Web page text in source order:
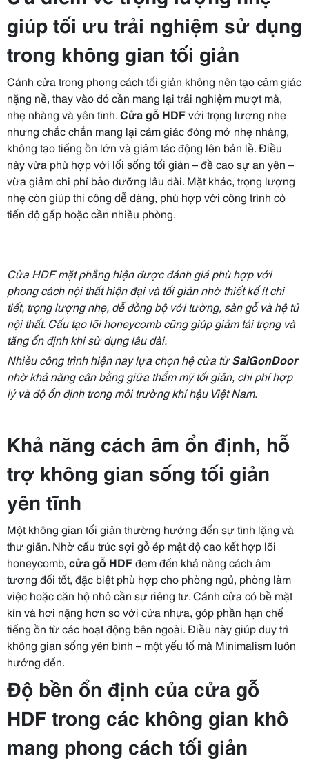
giúp tối ưu trải nghiệm sử dụng
trong không gian tối giản
Cánh cửa trong phong cách tối giản không nên tạo cảm giác
nặng nề, thay vào đó cần mang lại trải nghiệm mượt mà,
nhẹ nhàng và yên tĩnh.Cửa gỗ HDFvới trọng lượng nhẹ
nhưng chắc chắn mang lại cảm giác đóng mở nhẹ nhàng,
không tạo tiếng ồn lớn và giảm tác động lên bản lề. Điều
này vừa phù hợp với lối sống tối giản – đề cao sự an yên –
vừa giảm chi phí bảo dưỡng lâu dài. Mặt khác, trọng lượng
nhẹ còn giúp thi công dễ dàng, phù hợp với công trình có
tiến độ gấp hoặc cần nhiều phòng.
Cửa HDF mặt phẳng hiện được đánh giá phù hợp với
phong cách nội thất hiện đại và tối giản nhờ thiết kế ít chi
tiết, trọng lượng nhẹ, dễ đồng bộ với tường, sàn gỗ và hệ tủ
nội thất. Cấu tạo lõi honeycomb cũng giúp giảm tải trọng và
tăng ổn định khi sử dụng lâu dài.
Nhiều công trình hiện nay lựa chọn hệ cửa từSaiGonDoor
nhờ khả năng cân bằng giữa thẩm mỹ tối giản, chi phí hợp
lý và độ ổn định trong môi trường khí hậu Việt Nam.
Khả năng cách âm ổn định, hỗ
trợ không gian sống tối giản
yên tĩnh
Một không gian tối giản thường hướng đến sự tĩnh lặng và
thư giãn. Nhờ cấu trúc sợi gỗ ép mật độ cao kết hợp lõi
honeycomb, cửa gỗ HDFđem đến khả năng cách âm
tương đối tốt, đặc biệt phù hợp cho phòng ngủ, phòng làm
việc hoặc căn hộ nhỏ cần sự riêng tư. Cánh cửa có bề mặt
kín và hơi nặng hơn so với cửa nhựa, góp phần hạn chế
tiếng ồn từ các hoạt động bên ngoài. Điều này giúp duy trì
không gian sống yên bình – một yếu tố mà Minimalism luôn
hướng đến.
Độ bền ổn định của cửa gỗ
HDF trong các không gian khô
mang phong cách tối giản